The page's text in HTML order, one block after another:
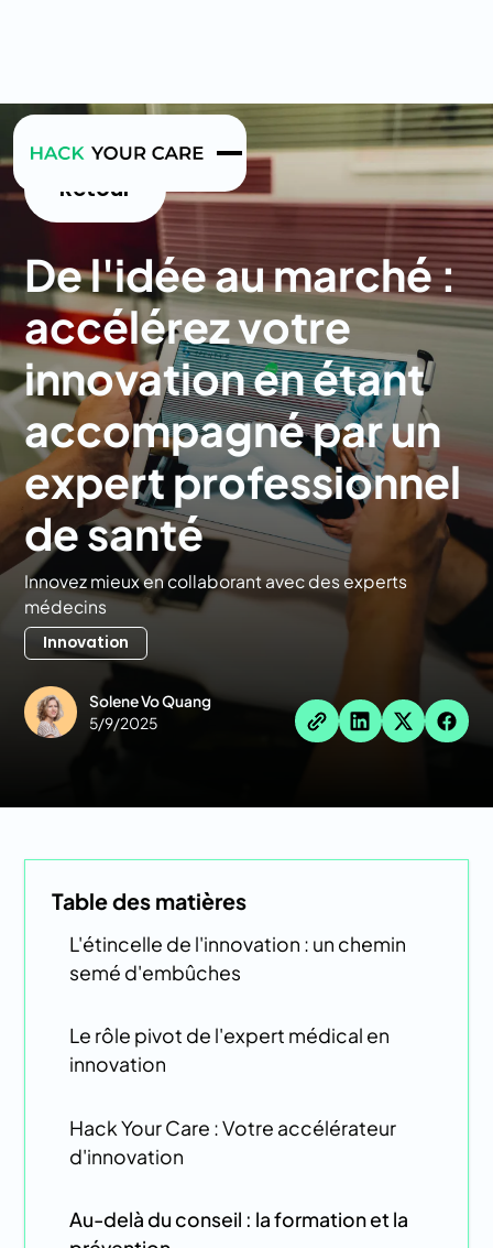
Retour
De l'idée au marché :
accélérez votre
innovation en étant
accompagné par un
expert professionnel
de santé
Innovez mieux en collaborant avec des experts
médecins
Innovation
Solene Vo Quang
5/9/2025
Table des matières
L'étincelle de l'innovation : un chemin
semé d'embûches
Le rôle pivot de l'expert médical en
innovation
Hack Your Care : Votre accélérateur
d'innovation
Au-delà du conseil : la formation et la